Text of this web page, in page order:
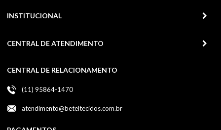
INSTITUCIONAL
CENTRAL DE ATENDIMENTO
CENTRAL DE RELACIONAMENTO
(11) 95864-1470
atendimento@beteltecidos.com.br